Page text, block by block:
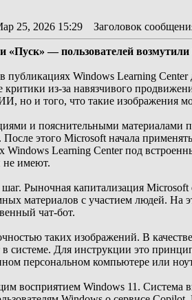
25, 2026 15:29 Заголовок
«Пуск» — пользователей
в публикациях Windows Learning
из-за навязчивого
но и того, что такие изображения
и пояснительными
этого Microsoft начала
Windows Learning Center под
не имеют.
Рыночная капитализация
материалов с участием людей.
чат-бот.
таких изображений. В
в системе. Для инструкции это
персональном компьютере или
восприятием Windows 11. Система